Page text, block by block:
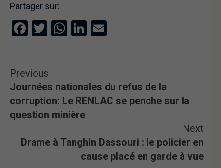
Partager sur:
Facebook
Twitter
WhatsApp
LinkedIn
Previous
Journées nationales du refus de la
corruption: Le RENLAC se penche sur la
question minière
Next
Drame à Tanghin Dassouri : le policier en
cause placé en garde à vue